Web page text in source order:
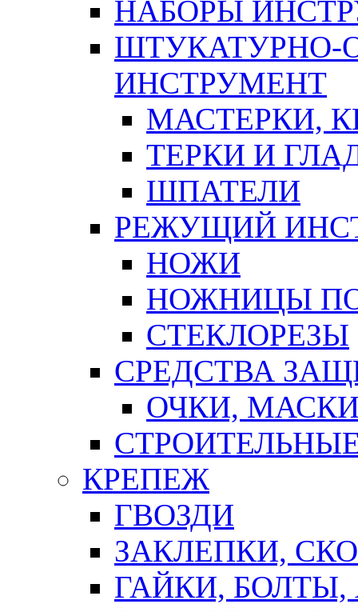
НАБОРЫ
ШТУКАТУРНО-
ИНСТРУМЕНТ
МАСТЕРКИ,
ТЕРКИ И
ШПАТЕЛИ
РЕЖУЩИЙ
НОЖИ
НОЖНИЦЫ
СТЕКЛОРЕЗЫ
СРЕДСТВА
ОЧКИ,
КРЕПЕЖ
ГВОЗДИ
ЗАКЛЕПКИ,
ГАЙКИ,